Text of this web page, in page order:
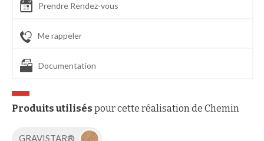
Prendre Rendez-vous
Me rappeler
Documentation
Produits utilisés pour cette réalisation de Chemin
GRAVISTAR®